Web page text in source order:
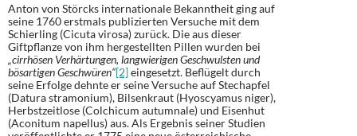
Anton von Störcks internationale Bekanntheit ging auf
seine 1760 erstmals publizierten Versuche mit dem
Schierling (Cicuta virosa) zurück. Die aus dieser
Giftpflanze von ihm hergestellten Pillen wurden bei
„cirrhösen Verhärtungen, langwierigen Geschwulsten und
bösartigen Geschwüren“[2]eingesetzt. Beflügelt durch
seine Erfolge dehnte er seine Versuche auf Stechapfel
(Datura stramonium), Bilsenkraut (Hyoscyamus niger),
Herbstzeitlose (Colchicum autumnale) und Eisenhut
(Aconitum napellus) aus. Als Ergebnis seiner Studien